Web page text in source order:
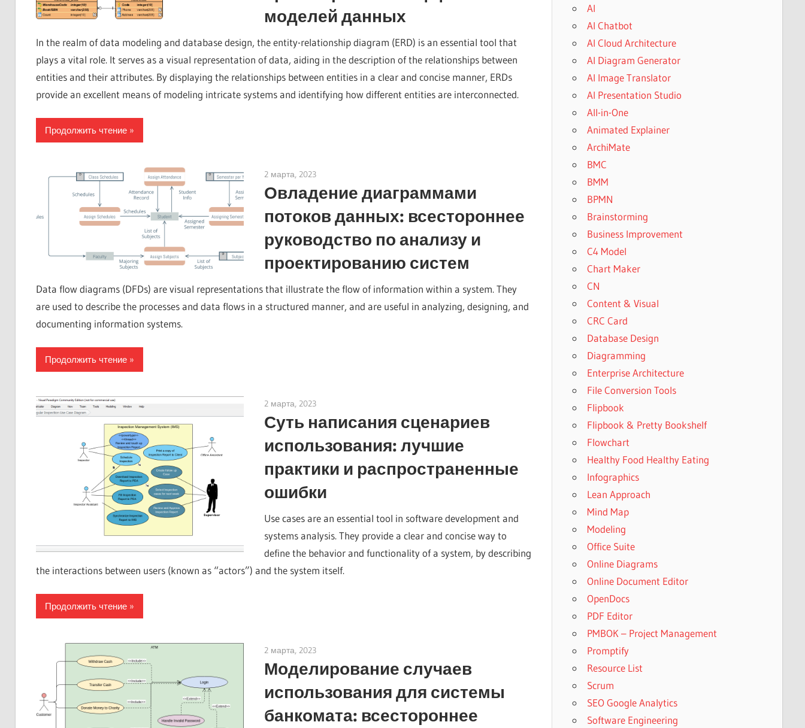
моделей данных
In the realm of data modeling and database design, the entity-relationship diagram (ERD) is an essential tool that
plays a vital role. It serves as a visual representation of data, aiding in the description of the relationships between
entities and their attributes. By displaying the relationships between entities in a clear and concise manner, ERDs
provide an excellent means of modeling intricate systems and identifying how different entities are interconnected.
Продолжить чтение
2 марта, 2023
Овладение диаграммами
потоков данных: всестороннее
руководство по анализу и
проектированию систем
Data flow diagrams (DFDs) are visual representations that illustrate the flow of information within a system. They
are used to describe the processes and data flows in a structured manner, and are useful in analyzing, designing, and
documenting information systems.
Продолжить чтение
2 марта, 2023
Суть написания сценариев
использования: лучшие
практики и распространенные
ошибки
Use cases are an essential tool in software development and
systems analysis. They provide a clear and concise way to
define the behavior and functionality of a system, by describing
the interactions between users (known as “actors”) and the system itself.
Продолжить чтение
2 марта, 2023
Моделирование случаев
использования для системы
банкомата: всестороннее
AI
AI Chatbot
AI Cloud Architecture
AI Diagram Generator
AI Image Translator
AI Presentation Studio
All-in-One
Animated Explainer
ArchiMate
BMC
BMM
BPMN
Brainstorming
Business Improvement
C4 Model
Chart Maker
CN
Content & Visual
CRC Card
Database Design
Diagramming
Enterprise Architecture
File Conversion Tools
Flipbook
Flipbook & Pretty Bookshelf
Flowchart
Healthy Food Healthy Eating
Infographics
Lean Approach
Mind Map
Modeling
Office Suite
Online Diagrams
Online Document Editor
OpenDocs
PDF Editor
PMBOK – Project Management
Promptify
Resource List
Scrum
SEO Google Analytics
Software Engineering